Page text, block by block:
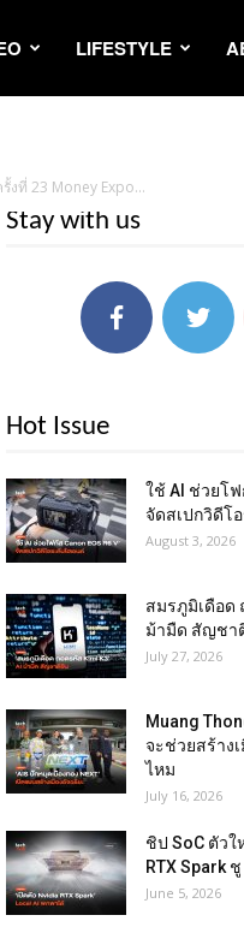
LIFESTYLE
งที่ 23 Money Expo...
Stay with us
Hot Issue
ใช้ AI ช่วยโฟ
จัดสเปกวิดีโ
August 3, 2026
สมรภูมิเดือด
ม้ามืด สัญชา
July 27, 2026
Muang
จะช่วยสร้าง
ไหม
July 16, 2026
ชิป SoC ตัวใ
RTX Spark
June 5, 2026